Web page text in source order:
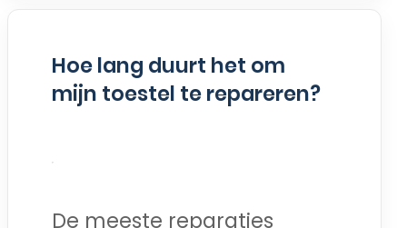
Hoe lang duurt het om
mijn toestel te repareren?
De meeste reparaties